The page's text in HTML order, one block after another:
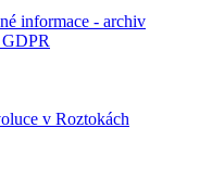
informace - archiv
v Roztokách